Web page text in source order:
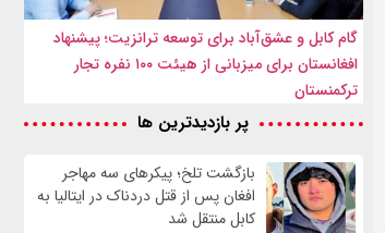
گام کابل و عشق‌آباد برای توسعه ترانزیت؛ پیشنهاد
افغانستان برای میزبانی از هیئت ۱۰۰ نفره تجار
ترکمنستان
پر بازدیدترین ها
بازگشت تلخ؛ پیکرهای سه مهاجر
افغان پس از قتل دردناک در ایتالیا به
کابل منتقل شد